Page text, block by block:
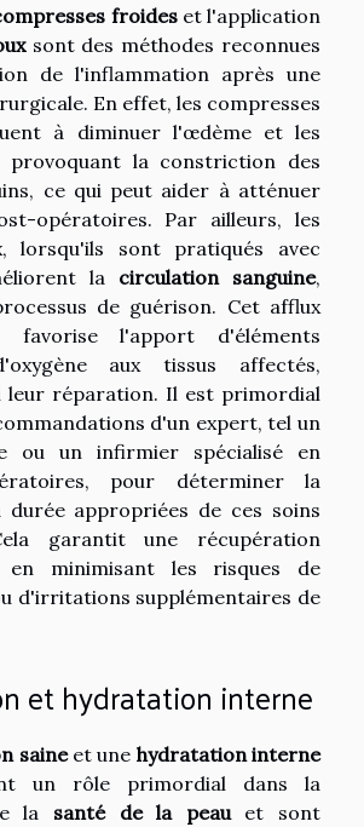
froideset l'application
sont des méthodes reconnues
de l'inflammation après une
En effet, les compresses
à diminuer l'œdème et les
provoquant la constriction des
ce qui peut aider à atténuer
opératoires. Par ailleurs, les
lorsqu'ils sont pratiqués avec
la circulation sanguine,
de guérison. Cet afflux
favorise l'apport d'éléments
aux tissus affectés,
leur réparation. Il est primordial
d'un expert, tel un
ou un infirmier spécialisé en
pour déterminer la
appropriées de ces soins
garantit une récupération
en minimisant les risques de
d'irritations supplémentaires de
et hydratation interne
saineet une hydratation interne
un rôle primordial dans la
la santé de la peauet sont